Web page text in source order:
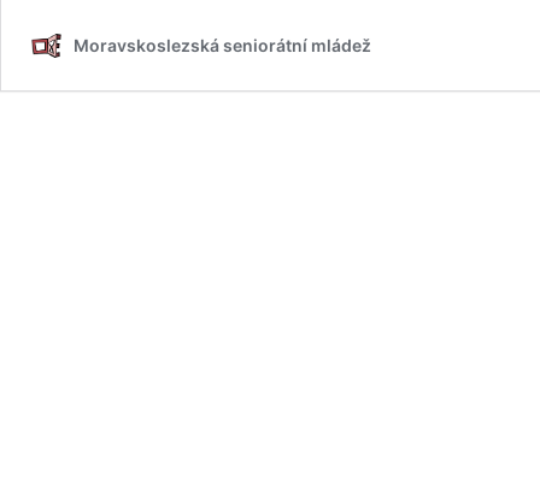
Moravskoslezská seniorátní mládež